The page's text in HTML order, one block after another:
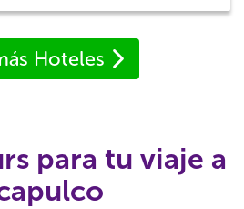
Hoteles
para tu viaje a